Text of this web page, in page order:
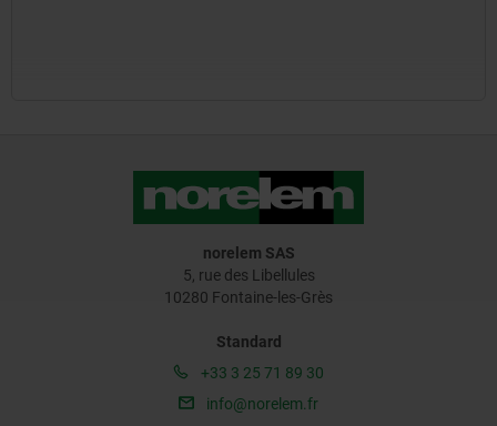
norelem SAS
5, rue des Libellules
10280 Fontaine-les-Grès
Standard
+33 3 25 71 89 30
info@norelem.fr